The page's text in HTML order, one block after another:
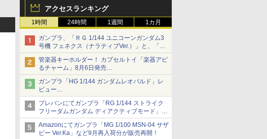
アクセスランキング
1時間 24時間 1週間 1カ月
ガンプラ、「ＲＧ 1/144 ユニコーンガンダム3
号機 フェネクス（ナラティブVer.）」と、「Ｈ
Ｇ 1/144 ガンダムエアマスターバースト」再販
管楽器キーホルダー！ カプセルトイ「楽器アピ
るチャーム」8月6日発売
チューバ、テナサクなど5種各3色
ガンプラ「HG 1/144 ガンダムレオパルド」レ
ビュー
『機動新世紀ガンダムX』30周年！インナーア
ームガトリングの変形機構まで再現し最新フォ
ーマットでキット化！
プレバンにてガンプラ「RG 1/144 ストライク
フリーダムガンダム ディアクティブモード」の
再販分が8月7日11時より予約開始！
Amazonにてガンプラ「MG 1/100 MSN-04 サザ
ビー Ver.Ka」など9月再入荷分が販売再開！